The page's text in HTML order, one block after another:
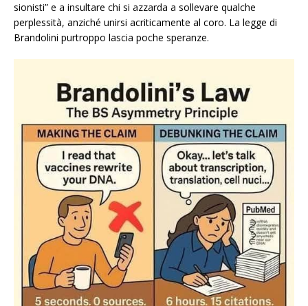
sionisti” e a insultare chi si azzarda a sollevare qualche
perplessità, anziché unirsi acriticamente al coro. La legge di
Brandolini purtroppo lascia poche speranze.